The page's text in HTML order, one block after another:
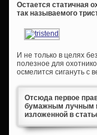
Остается статичная
так называемого
И не только в целях
полезное для
осмелится сигануть с
Отсюда первое
бумажным лучным
изложенной в